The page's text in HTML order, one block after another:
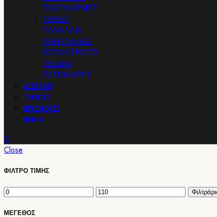
ΠΛΑΤΦΟΡΜΕΣ
ΓΟΒΕΣ
ΣΑΝΔΑΛΙΑ
ΠΑΝΤΟΦΛΕΣ
ΕΣΠΑΝΤΡΙΓΙΕΣ
ΠΕΔΙΛΑ
ΣΑΓΙΟΝΑΡΕΣ
ΑΞΕΣΟΥΑΡ
ΤΣΑΝΤΕΣ
ΠΡΟΣΦΟΡΕΣ
NEW IN
0
Close
ΦΙΛΤΡΟ ΤΙΜΗΣ
Ελάχιστη
Μέγιστη
ΜΕΓΕΘΟΣ